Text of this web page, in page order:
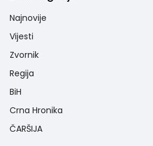
Najnovije
Vijesti
Zvornik
Regija
BiH
Crna Hronika
ČARŠIJA